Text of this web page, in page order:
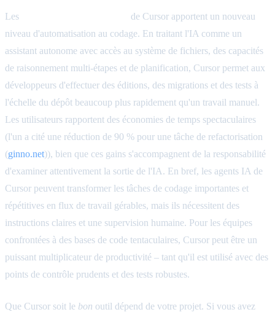
Les
de Cursor apportent un nouveau
niveau d'automatisation au codage. En traitant l'IA comme un
assistant autonome avec accès au système de fichiers, des capacités
de raisonnement multi-étapes et de planification, Cursor permet aux
développeurs d'effectuer des éditions, des migrations et des tests à
l'échelle du dépôt beaucoup plus rapidement qu'un travail manuel.
Les utilisateurs rapportent des économies de temps spectaculaires
(l'un a cité une réduction de 90 % pour une tâche de refactorisation
(ginno.net)), bien que ces gains s'accompagnent de la responsabilité
d'examiner attentivement la sortie de l'IA. En bref, les agents IA de
Cursor peuvent transformer les tâches de codage importantes et
répétitives en flux de travail gérables, mais ils nécessitent des
instructions claires et une supervision humaine. Pour les équipes
confrontées à des bases de code tentaculaires, Cursor peut être un
puissant multiplicateur de productivité – tant qu'il est utilisé avec des
points de contrôle prudents et des tests robustes.
Que Cursor soit le bon outil dépend de votre projet. Si vous avez